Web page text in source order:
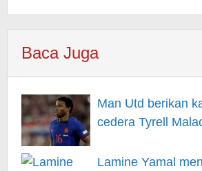
Baca Juga
Man Utd berikan
cedera Tyrell
Lamine Yamal